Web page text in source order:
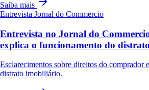
Saiba mais
Entrevista Jornal do Commercio
Entrevista no Jornal do
explica o funcionamento do distrato
Esclarecimentos sobre direitos do comprador
distrato imobiliário.